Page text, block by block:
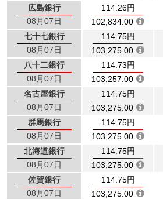
広島銀行
08月07日
114.26円
102,834.00
七十七銀行
08月07日
114.75円
103,275.00
八十二銀行
08月07日
114.73円
103,257.00
名古屋銀行
08月07日
114.75円
103,275.00
群馬銀行
08月07日
114.75円
103,275.00
北海道銀行
08月07日
114.75円
103,275.00
佐賀銀行
08月07日
114.75円
103,275.00